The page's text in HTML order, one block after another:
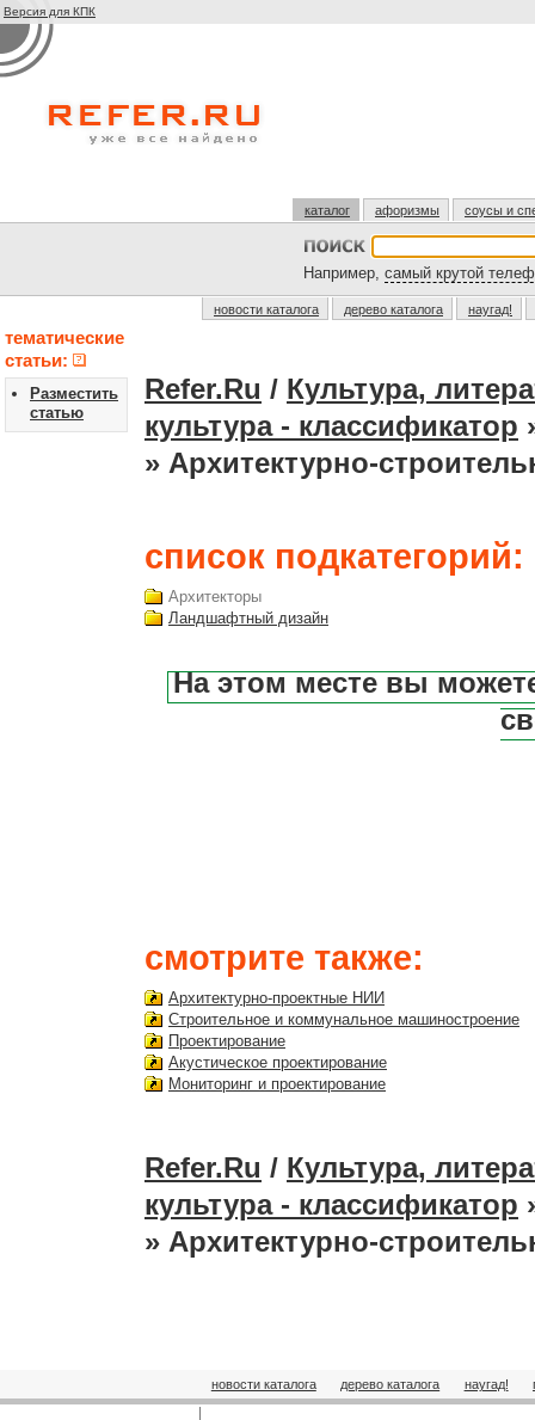
Версия для КПК
каталог афоризмы соусы и
Например, самый крутой
новости каталога дерево каталога наугад!
тематические
статьи:
Разместить
статью
Refer.Ru / Культура,
культура - классификатор
» Архитектурно-
список подкатегорий:
Архитекторы
Ландшафтный дизайн
На этом месте вы
смотрите также:
Архитектурно-проектные НИИ
Строительное и коммунальное машиностроение
Проектирование
Акустическое проектирование
Мониторинг и проектирование
Refer.Ru / Культура,
культура - классификатор
» Архитектурно-
новости каталога дерево каталога наугад!